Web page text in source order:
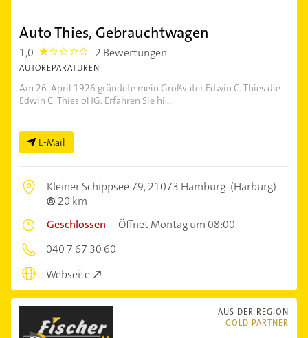
Auto Thies, Gebrauchtwagen
1,0 1.0 2 Bewertungen
AUTOREPARATUREN
Am 26. April 1926 gründete mein Großvater Edwin C. Thies die
Edwin C. Thies oHG. Erfahren Sie hi...
E-Mail
Kleiner Schippsee 79,21073 Hamburg (Harburg)
20 km
Geschlossen –Öffnet Montag um 08:00
040 7 67 30 60
Webseite
AUS DER REGION
GOLD PARTNER